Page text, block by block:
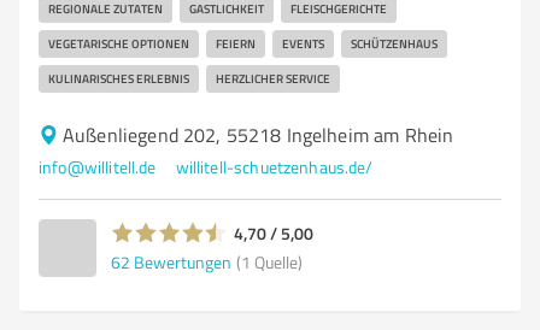
REGIONALE ZUTATEN GASTLICHKEIT FLEISCHGERICHTE
VEGETARISCHE OPTIONEN FEIERN EVENTS SCHÜTZENHAUS
KULINARISCHES ERLEBNIS HERZLICHER SERVICE
Außenliegend 202, 55218 Ingelheim am Rhein
info@willitell.de willitell-schuetzenhaus.de/
4,70 / 5,00
62 Bewertungen (1 Quelle)